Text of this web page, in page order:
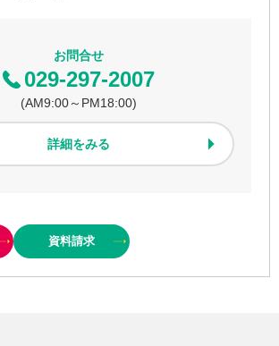
お問合せ
029-297-2007
(AM9:00～PM18:00)
詳細をみる
資料請求